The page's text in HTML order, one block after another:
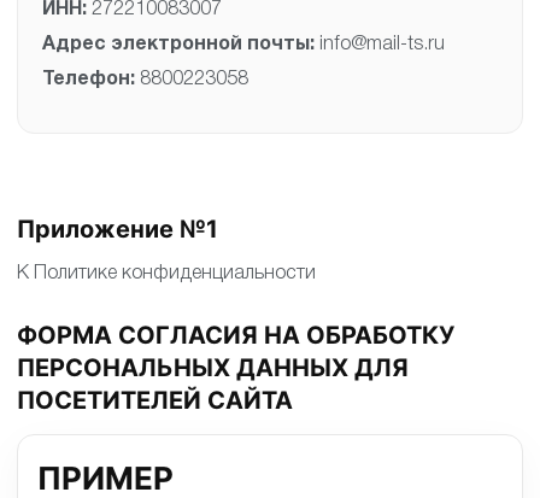
ИНН: 272210083007
Адрес электронной почты: info@mail-ts.ru
Телефон: 8800223058
Приложение №1
К Политике конфиденциальности
ФОРМА СОГЛАСИЯ НА ОБРАБОТКУ
ПЕРСОНАЛЬНЫХ ДАННЫХ ДЛЯ
ПОСЕТИТЕЛЕЙ САЙТА
ПРИМЕР